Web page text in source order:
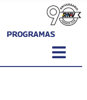
PROGRAMAS